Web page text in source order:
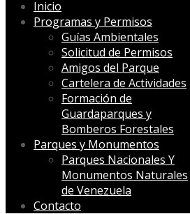
Inicio
Programas y Permisos
Guías Ambientales
Solicitud de Permisos
Amigos del Parque
Cartelera de Actividades
Formación de
Guardaparques y
Bomberos Forestales
Parques y Monumentos
Parques Nacionales Y
Monumentos Naturales
de Venezuela
Contacto